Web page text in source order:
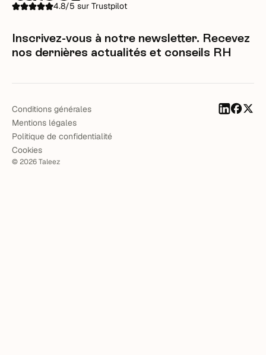
4.8/5 sur Trustpilot
Inscrivez-vous à notre newsletter. Recevez
nos dernières actualités et conseils RH
©2026Taleez
Conditions générales
Mentions légales
Politique de confidentialité
Cookies